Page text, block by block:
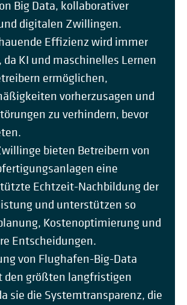
Big Data, kollaborativer
digitalen Zwillingen.
Effizienz wird immer
KI und maschinelles Lernen
ermöglichen,
vorherzusagen und
zu verhindern, bevor
bieten Betreibern von
eine
Echtzeit-Nachbildung der
und unterstützen so
Kostenoptimierung und
Entscheidungen.
von Flughafen-Big-Data
den größten langfristigen
sie die Systemtransparenz, die